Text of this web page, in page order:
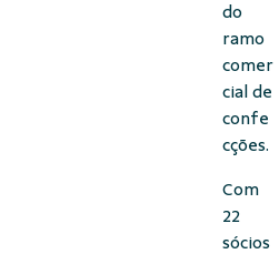
do
ramo
comer
cial de
confe
cções.
Com
22
sócios